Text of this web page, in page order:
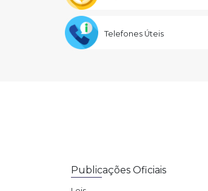
Telefones Úteis
Publicações Oficiais